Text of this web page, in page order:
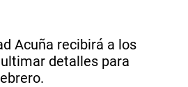
Acuña recibirá a los
detalles para